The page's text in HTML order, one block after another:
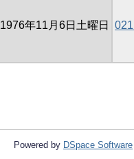
1976年11月6日土曜日
Powered by DSpace Software